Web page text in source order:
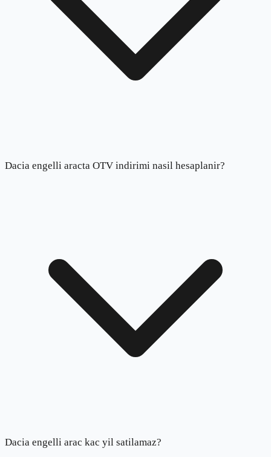
Dacia engelli aracta OTV indirimi nasil hesaplanir?
Dacia engelli arac kac yil satilamaz?